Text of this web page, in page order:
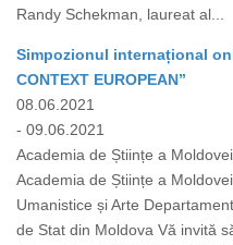
Randy Schekman, laureat al...
Simpozionul internațional
CONTEXT EUROPEAN”
08.06.2021
- 09.06.2021
Academia de Științe a Moldovei
Academia de Științe a
Umanistice și Arte
de Stat din Moldova Vă invită